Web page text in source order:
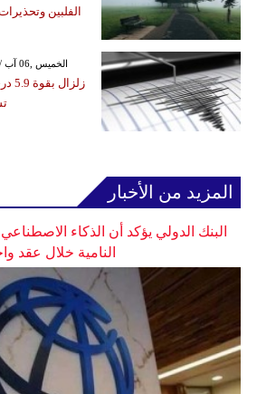
الفلبين
GMT 15:43 2026 الخميس ,06 آب / أغسطس
المزيد من الأخبار
البنك الدولي يؤكد أن الذكاء
النامية خلال عقد